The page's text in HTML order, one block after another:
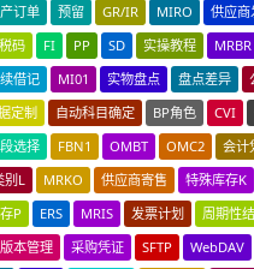
订单 预留 GR/IR MIRO
供应商
税码 FI PP SD 实操教程 MRBR
借记 MI01 实物盘点 盘点差异
定制 自动科目确定 BP角色 CVI
选择 FBN1 OMBT OMC2 会计
L MRKO 供应商寄售 特殊库存K
P ERS MRIS 发票计划
周期性
版本管理 采购凭证 SFTP WebDAV